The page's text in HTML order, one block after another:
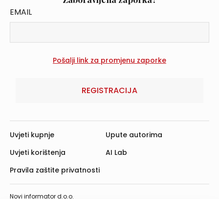
EMAIL
REGISTRACIJA
Novi informator d.o.o.
Uvjeti kupnje
Uvjeti korištenja
Pravila zaštite privatnosti
Upute autorima
AI Lab